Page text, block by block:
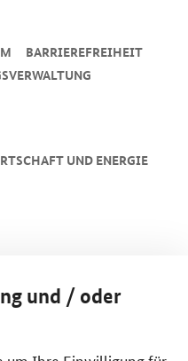
UND ENERGIE
BARRIEREFREIHEIT
und / oder